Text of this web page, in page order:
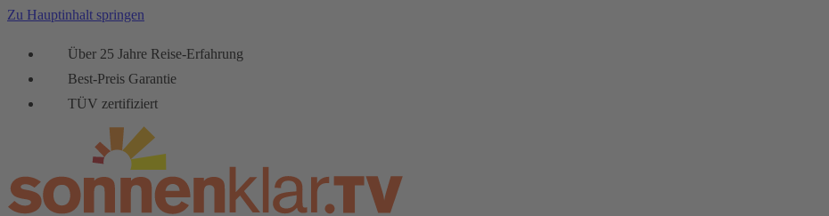
Zu Hauptinhalt springen
Über 25 Jahre Reise-Erfahrung
Best-Preis Garantie
TÜV zertifiziert